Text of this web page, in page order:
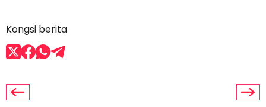
Kongsi berita